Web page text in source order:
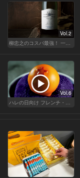
Vol.2
柳忠之のコスパ最強！ 一目おかれる、お値打ちワイン
Vol.6
ハレの日向け フレンチ・高級店